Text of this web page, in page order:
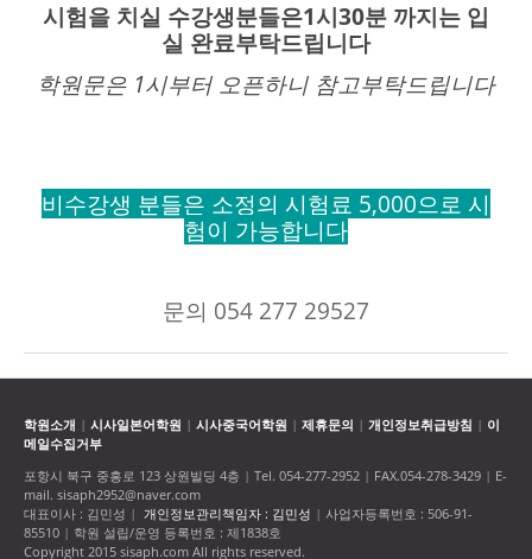
시험을 치실 수강생분들은1시30분 까지는 입
실 완료부탁드립니다
학원문은 1시부터 오픈하니 참고부탁드립니다
비수강생 분들은 소정의 시험료 5,000으로 시
험이 가능합니다
문의 054 277 29527
학원소개 | 시사일본어학원 | 시사중국어학원 | 제휴문의 | 개인정보취급방침 | 이
메일수집거부
포항시 북구 중흥로 123 상원빌딩 4층 | Tel. 054-277-2952 | FAX.054-278-3429 | E-
mail. sisaph2952@naver.com
대표이사 : 김민성 | 개인정보관리책임자 : 김민성 | 사업자등록번호 : 506-91-
85510 | 학원 설립/운영 등록번호 : 제1838호
Copyright 2015 sisaph.com All rights reserved.